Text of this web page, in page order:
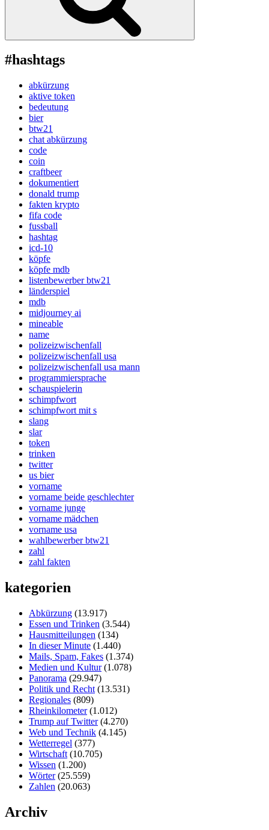
#hashtags
abkürzung
aktive token
bedeutung
bier
btw21
chat abkürzung
code
coin
craftbeer
dokumentiert
donald trump
fakten krypto
fifa code
fussball
hashtag
icd-10
köpfe
köpfe mdb
listenbewerber btw21
länderspiel
mdb
midjourney ai
mineable
name
polizeizwischenfall
polizeizwischenfall usa
polizeizwischenfall usa mann
programmiersprache
schauspielerin
schimpfwort
schimpfwort mit s
slang
slar
token
trinken
twitter
us bier
vorname
vorname beide geschlechter
vorname junge
vorname mädchen
vorname usa
wahlbewerber btw21
zahl
zahl fakten
kategorien
Abkürzung (13.917)
Essen und Trinken (3.544)
Hausmitteilungen (134)
In dieser Minute (1.440)
Mails, Spam, Fakes (1.374)
Medien und Kultur(1.078)
Panorama (29.947)
Politik und Recht (13.531)
Regionales (809)
Rheinkilometer(1.012)
Trump auf Twitter(4.270)
Web und Technik (4.145)
Wetterregel (377)
Wirtschaft (10.705)
Wissen (1.200)
Wörter(25.559)
Zahlen (20.063)
Archiv